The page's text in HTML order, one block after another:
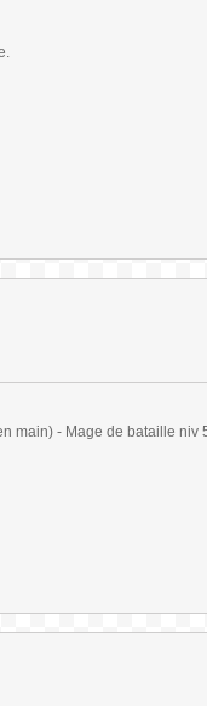
main) - Mage de bataille niv